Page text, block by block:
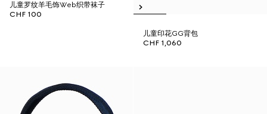
儿童罗纹羊毛饰Web织带袜子
CHF 100
儿童印花GG背包
CHF 1,060